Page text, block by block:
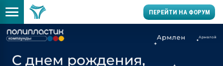
ПЕРЕЙТИ НА ФОРУМ